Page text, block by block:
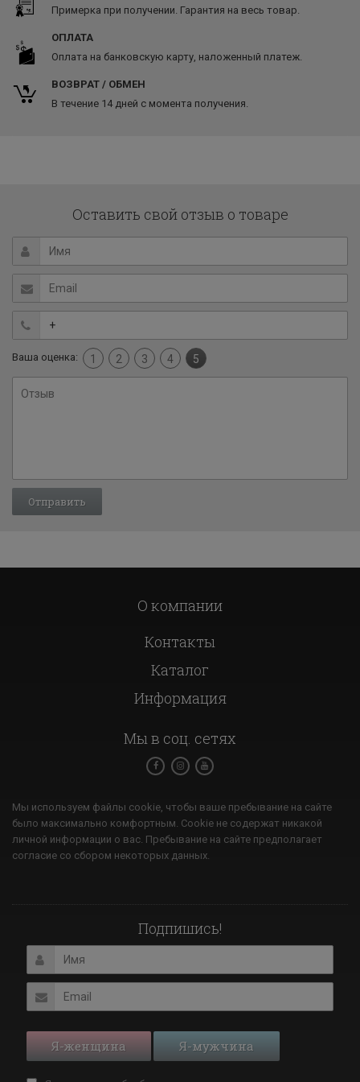
Примерка при получении. Гарантия на весь товар.
ОПЛАТА
Оплата на банковскую карту, наложенный платеж.
ВОЗВРАТ / ОБМЕН
В течение 14 дней с момента получения.
Оставить свой отзыв о товаре
Ваша оценка: 1 2 3 4 5
О компании
Контакты
Каталог
Информация
Мы в соц. сетях
Мы используем файлы cookie, чтобы ваше пребывание на сайте
было максимально комфортным. Cookie не содержат никакой
личной информации о вас. Пребывание на сайте предполагает
согласие со сбором некоторых данных.
Подпишись!
Я-женщина Я-мужчина